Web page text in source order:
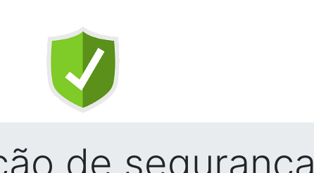
de segurança